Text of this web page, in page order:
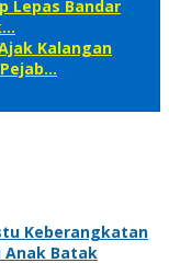
Lepas Bandar
Kalangan
Keberangkatan
Anak Batak